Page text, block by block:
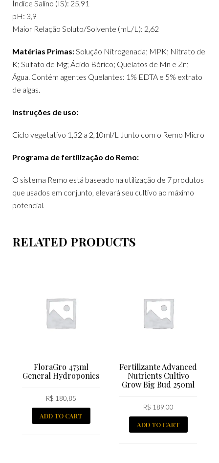
Índice Salino (IS): 25,91
pH: 3,9
Maior Relação Soluto/Solvente (mL/L): 2,62
Matérias Primas:Solução Nitrogenada; MPK; Nitrato de
K; Sulfato de Mg; Ácido Bórico; Quelatos de Mn e Zn;
Água. Contém agentes Quelantes: 1% EDTA e 5% extrato
de algas.
Instruções de uso:
Ciclo vegetativo 1,32 a 2,10ml/L Junto com o Remo Micro
Programa de fertilização do Remo:
O sistema Remo está baseado na utilização de 7 produtos
que usados em conjunto, elevará seu cultivo ao máximo
potencial.
RELATED PRODUCTS
FloraGro 473ml
General Hydroponics
R$ 180,85
ADD TO CART
Fertilizante Advanced
Nutrients Cultivo
Grow Big Bud 250ml
R$ 189,00
ADD TO CART